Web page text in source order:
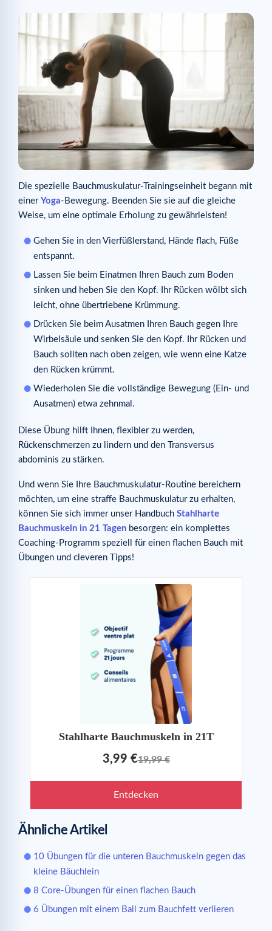
Die spezielle Bauchmuskulatur-Trainingseinheit begann mit
einer Yoga-Bewegung. Beenden Sie sie auf die gleiche
Weise, um eine optimale Erholung zu gewährleisten!
Gehen Sie in den Vierfüßlerstand, Hände flach, Füße
entspannt.
Lassen Sie beim Einatmen Ihren Bauch zum Boden
sinken und heben Sie den Kopf. Ihr Rücken wölbt sich
leicht, ohne übertriebene Krümmung.
Drücken Sie beim Ausatmen Ihren Bauch gegen Ihre
Wirbelsäule und senken Sie den Kopf. Ihr Rücken und
Bauch sollten nach oben zeigen, wie wenn eine Katze
den Rücken krümmt.
Wiederholen Sie die vollständige Bewegung (Ein- und
Ausatmen) etwa zehnmal.
Diese Übung hilft Ihnen, flexibler zu werden,
Rückenschmerzen zu lindern und den Transversus
abdominis zu stärken.
Und wenn Sie Ihre Bauchmuskulatur-Routine bereichern
möchten, um eine straffe Bauchmuskulatur zu erhalten,
können Sie sich immer unser Handbuch Stahlharte
Bauchmuskeln in 21 Tagen besorgen: ein komplettes
Coaching-Programm speziell für einen flachen Bauch mit
Übungen und cleveren Tipps!
Stahlharte Bauchmuskeln in 21T
3,99 €19,99 €
Entdecken
Ähnliche Artikel
10 Übungen für die unteren Bauchmuskeln gegen das
kleine Bäuchlein
8 Core-Übungen für einen flachen Bauch
6 Übungen mit einem Ball zum Bauchfett verlieren